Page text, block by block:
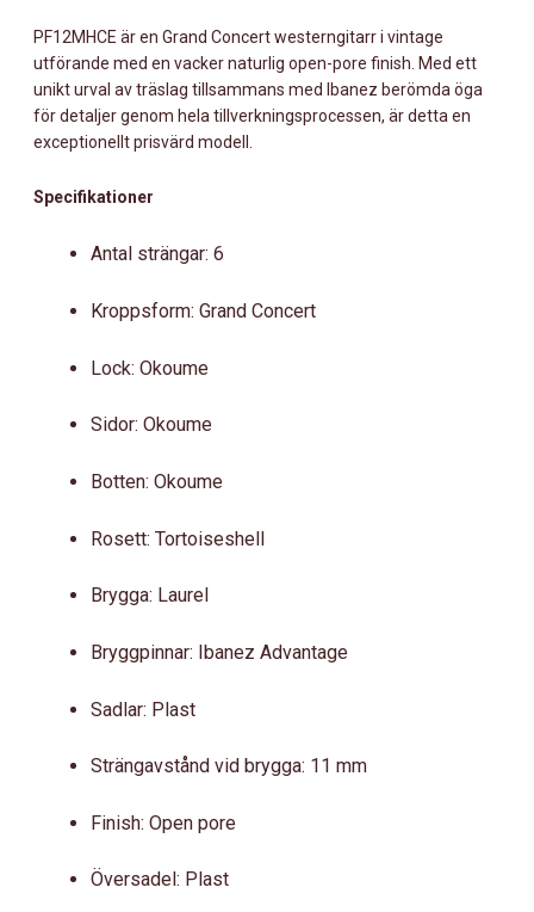
PORE
MÄNGD
PF12MHCE är en Grand Concert westerngitarr i vintage
utförande med en vacker naturlig open-pore finish. Med ett
unikt urval av träslag tillsammans med Ibanez berömda öga
för detaljer genom hela tillverkningsprocessen, är detta en
exceptionellt prisvärd modell.
Specifikationer
Antal strängar: 6
Kroppsform: Grand Concert
Lock: Okoume
Sidor: Okoume
Botten: Okoume
Rosett: Tortoiseshell
Brygga: Laurel
Bryggpinnar: Ibanez Advantage
Sadlar: Plast
Strängavstånd vid brygga: 11 mm
Finish: Open pore
Översadel: Plast